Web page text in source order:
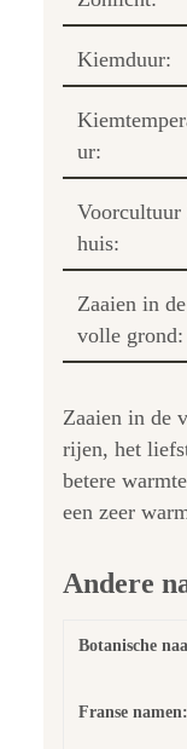
Kiemduur:
ur:
Voorcultuur
huis:
Zaaien in de
volle grond:
Zaaien in de
rijen, het
betere
een zeer
Andere
Botanische
Franse namen: